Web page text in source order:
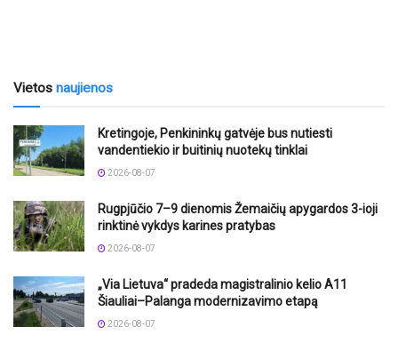
Vietos naujienos
Kretingoje, Penkininkų gatvėje bus nutiesti
vandentiekio ir buitinių nuotekų tinklai
2026-08-07
Rugpjūčio 7–9 dienomis Žemaičių apygardos 3-ioji
rinktinė vykdys karines pratybas
2026-08-07
„Via Lietuva“ pradeda magistralinio kelio A11
Šiauliai–Palanga modernizavimo etapą
2026-08-07